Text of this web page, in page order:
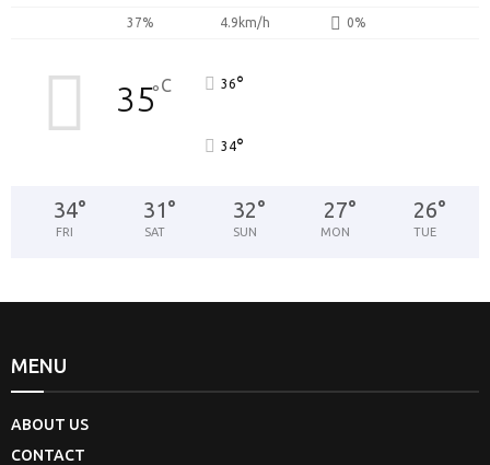
37% 4.9km/h 0%
35°C 36°
34°
34°
FRI
31°
SAT
32°
SUN
27°
MON
26°
TUE
MENU
ABOUT US
CONTACT